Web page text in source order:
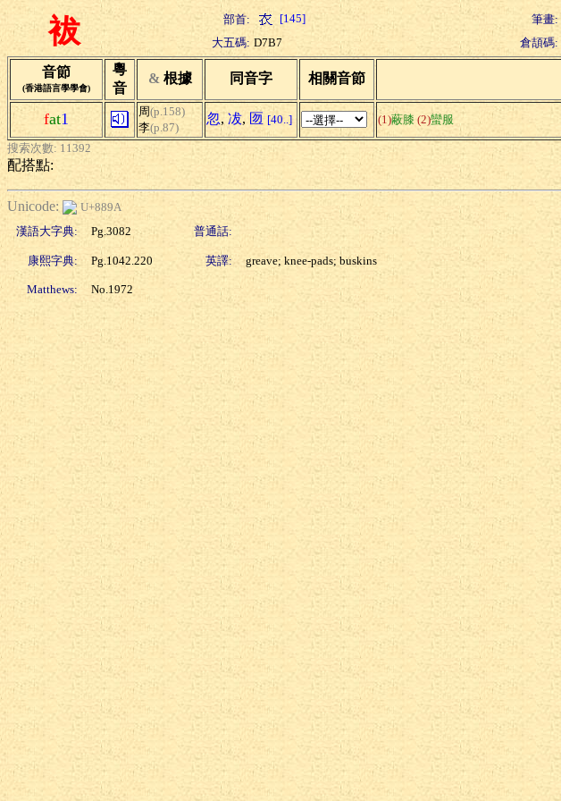
袚 部首: [145] 筆畫:
大五碼: D7B7 倉頡碼:
音節
(香港語言學學會)
粵
音
& 根據 同音字 相關音節
fat1 周(p.158)
李(p.87)
忽, 冹, 匢 [40..] (1)蔽膝 (2)蠻服
搜索次數: 11392
配搭點:
Unicode:
U+889A
漢語大字典:
Pg.3082 普通話:
康熙字典: Pg.1042.220 英譯: greave; knee-pads; buskins
Matthews: No.1972